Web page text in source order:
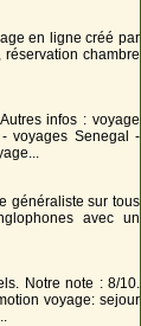
en ligne créé par
réservation chambre
infos : voyage
-voyages Senegal -
...
généraliste sur tous
avec un
Notre note : 8/10.
voyage: sejour